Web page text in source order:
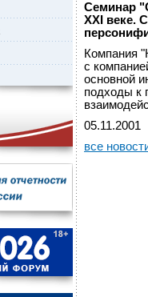
Семинар
XXI веке.
Компания
с
основной
подходы к
05.11.2001
все